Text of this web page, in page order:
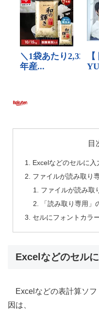
目
Excelなどのセルに入
ファイルが読み取り
ファイルが読み取
「読み取り専用」
セルにフォントカラ
Excelなどのセル
Excelなどの表計算ソフ
因は、